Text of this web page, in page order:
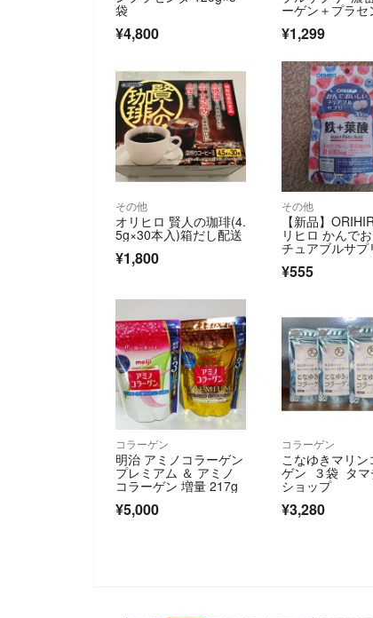
袋
¥4,800
ーゲン＋プラセ
タ ピーチ味 3袋
¥1,299
その他
オリヒロ 賢人の珈琲(4.
5g×30本入)箱だし配送
¥1,800
その他
【新品】
リヒロ かんで
チュアブルサプ
¥555
コラーゲン
明治 アミノコラーゲン
プレミアム ＆ アミノ
コラーゲン 増量 217g
¥5,000
コラーゲン
こなゆきマリン
ゲン ３袋 タマ
ショップ
¥3,280